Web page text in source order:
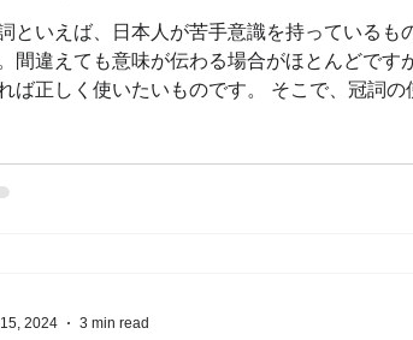
といえば、日本人が苦手意識を持っているも
間違えても意味が伝わる場合がほとんどです
ば正しく使いたいものです。 そこで、冠詞の
2024 3 min read